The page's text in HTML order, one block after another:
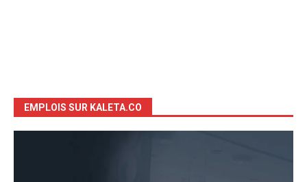
EMPLOIS SUR KALETA.CO